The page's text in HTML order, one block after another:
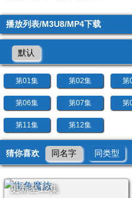
播放列表/M3U8/MP4下载
默认
第01集 第02集 第
第06集 第07集 第
第11集 第12集
猜你喜欢 同名字 同类型
更新至12集